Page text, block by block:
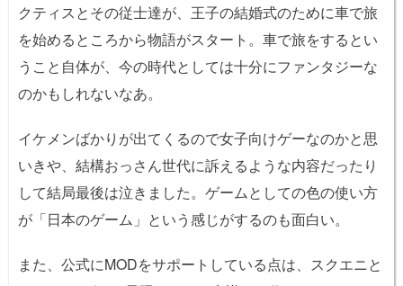
クティスとその従士達が、王子の結婚式のために車で旅
を始めるところから物語がスタート。車で旅をするとい
うこと自体が、今の時代としては十分にファンタジーな
のかもしれないなあ。
イケメンばかりが出てくるので女子向けゲーなのかと思
いきや、結構おっさん世代に訴えるような内容だったり
して結局最後は泣きました。ゲームとしての色の使い方
が「日本のゲーム」という感じがするのも面白い。
また、公式にMODをサポートしている点は、スクエニと